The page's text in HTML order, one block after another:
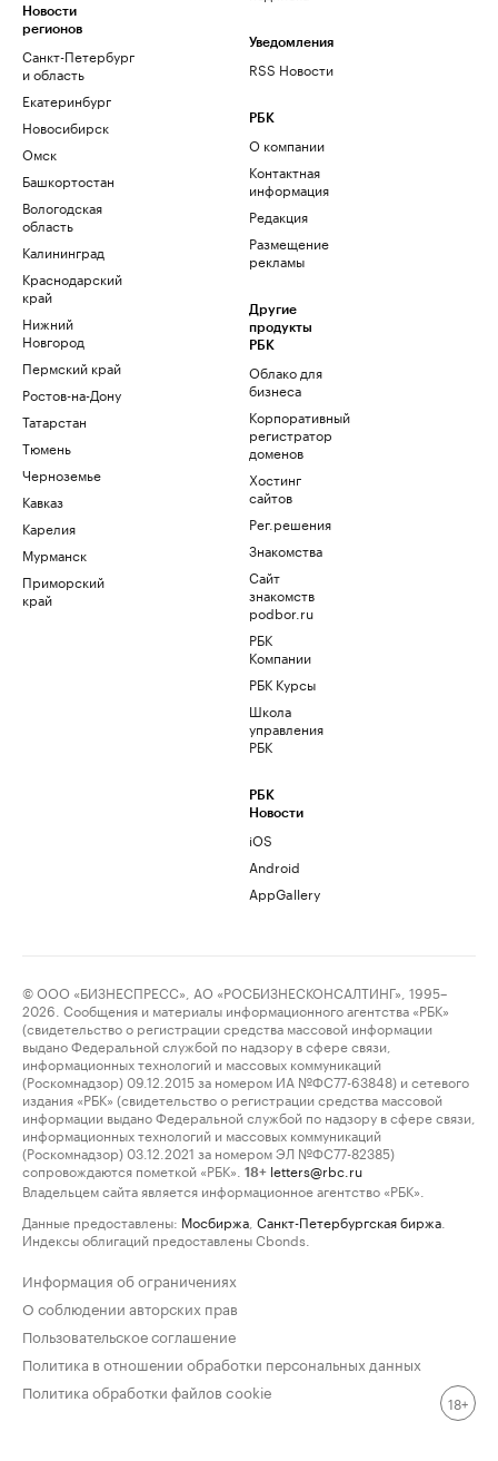
Новости
регионов
Санкт-Петербург
и область
Екатеринбург
Новосибирск
Омск
Башкортостан
Вологодская
область
Калининград
Краснодарский
край
Нижний
Новгород
Пермский край
Ростов-на-Дону
Татарстан
Тюмень
Черноземье
Кавказ
Карелия
Мурманск
Приморский
край
Уведомления
RSS Новости
РБК
О компании
Контактная
информация
Редакция
Размещение
рекламы
Другие
продукты
РБК
Облако для
бизнеса
Корпоративный
регистратор
доменов
Хостинг
сайтов
Рег.решения
Знакомства
Сайт
знакомств
podbor.ru
РБК
Компании
РБК Курсы
Школа
управления
РБК
РБК
Новости
iOS
Android
AppGallery
© ООО «БИЗНЕСПРЕСС», АО «РОСБИЗНЕСКОНСАЛТИНГ», 1995–
2026. Сообщения и материалы информационного агентства «РБК»
(свидетельство о регистрации средства массовой информации
выдано Федеральной службой по надзору в сфере связи,
информационных технологий и массовых коммуникаций
(Роскомнадзор) 09.12.2015 за номером ИА №ФС77-63848) и сетевого
издания «РБК» (свидетельство о регистрации средства массовой
информации выдано Федеральной службой по надзору в сфере связи,
информационных технологий и массовых коммуникаций
(Роскомнадзор) 03.12.2021 за номером ЭЛ №ФС77-82385)
сопровождаются пометкой «РБК».
18+ letters@rbc.ru
Владельцем сайта является информационное агентство «РБК».
Данные предоставлены: Мосбиржа Санкт-Петербургская биржа
Индексы облигаций предоставлены Cbonds.
Информация об ограничениях
О соблюдении авторских прав
Пользовательское соглашение
Политика в отношении обработки персональных данных
Политика обработки файлов cookie
18+